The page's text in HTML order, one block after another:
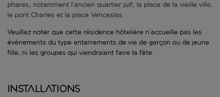
phares, notamment l’ancien quartier juif, la place de la vieille ville,
le pont Charles et la place Venceslas.
Veuillez noter que cette résidence hôtelière n’accueille pas les
événements du type enterrements de vie de garçon ou de jeune
fille, ni les groupes qui viendraient faire la fête.
Installations